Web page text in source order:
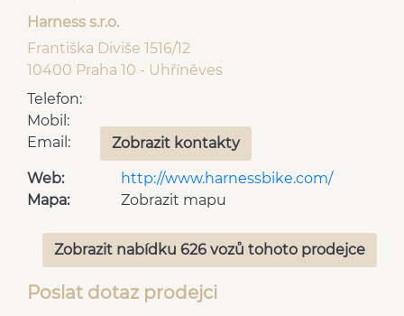
Harness s.r.o.
Františka Diviše 1516/12
10400 Praha 10 - Uhříněves
Telefon:
Mobil:
Email:
Zobrazit kontakty
Web:
http://www.harnessbike.com/
Mapa:
Zobrazit mapu
Zobrazit nabídku 626 vozů tohoto prodejce
Poslat dotaz prodejci